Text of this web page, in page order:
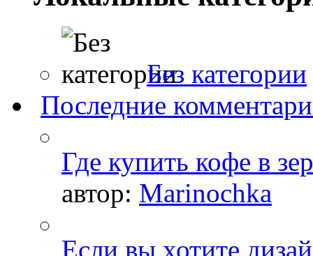
Без категории
Последние
Где купить кофе в
автор: Marinochka
Если вы хотите